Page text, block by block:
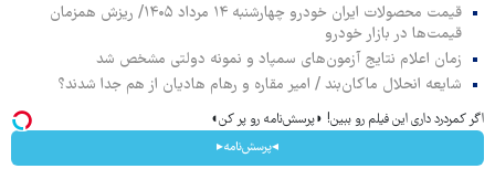
قیمت محصولات ایران خودرو چهارشنبه ۱۴ مرداد ۱۴۰۵/ ریزش همزمان
قیمت‌ها در بازار خودرو
زمان اعلام نتایج آزمون‌های سمپاد و نمونه دولتی مشخص شد
شایعه انحلال ماکان‌بند / امیر مقاره و رهام هادیان از هم جدا شدند؟
اگر کمردرد داری این فیلم رو ببین! ◗پرسش‌نامه رو پر کن◖
◂پرسش‌نامه▸